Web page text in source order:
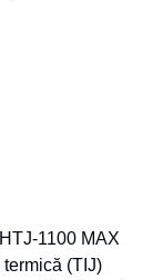
1100 MAX
(TIJ)